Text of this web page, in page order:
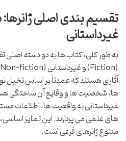
تقسیم بندی اصلی ژانرها:
غیرداستانی
به طور کلی، کتاب ها به دو دسته اصلی
آثاری هستند که عمدتاً بر اساس تخیل
ها، شخصیت ها و وقایع آن ساختگی
غیرداستانی به واقعیت ها، اطلاعات
های علمی می پردازند. این تمایز
متنوع ژانرهای فرعی است.